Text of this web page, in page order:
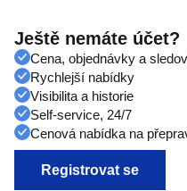
Ještě nemáte účet?
Cena, objednávky a
Rychlejší nabídky
Visibilita a historie
Self-service, 24/7
Cenová nabídka na
Registrovat se